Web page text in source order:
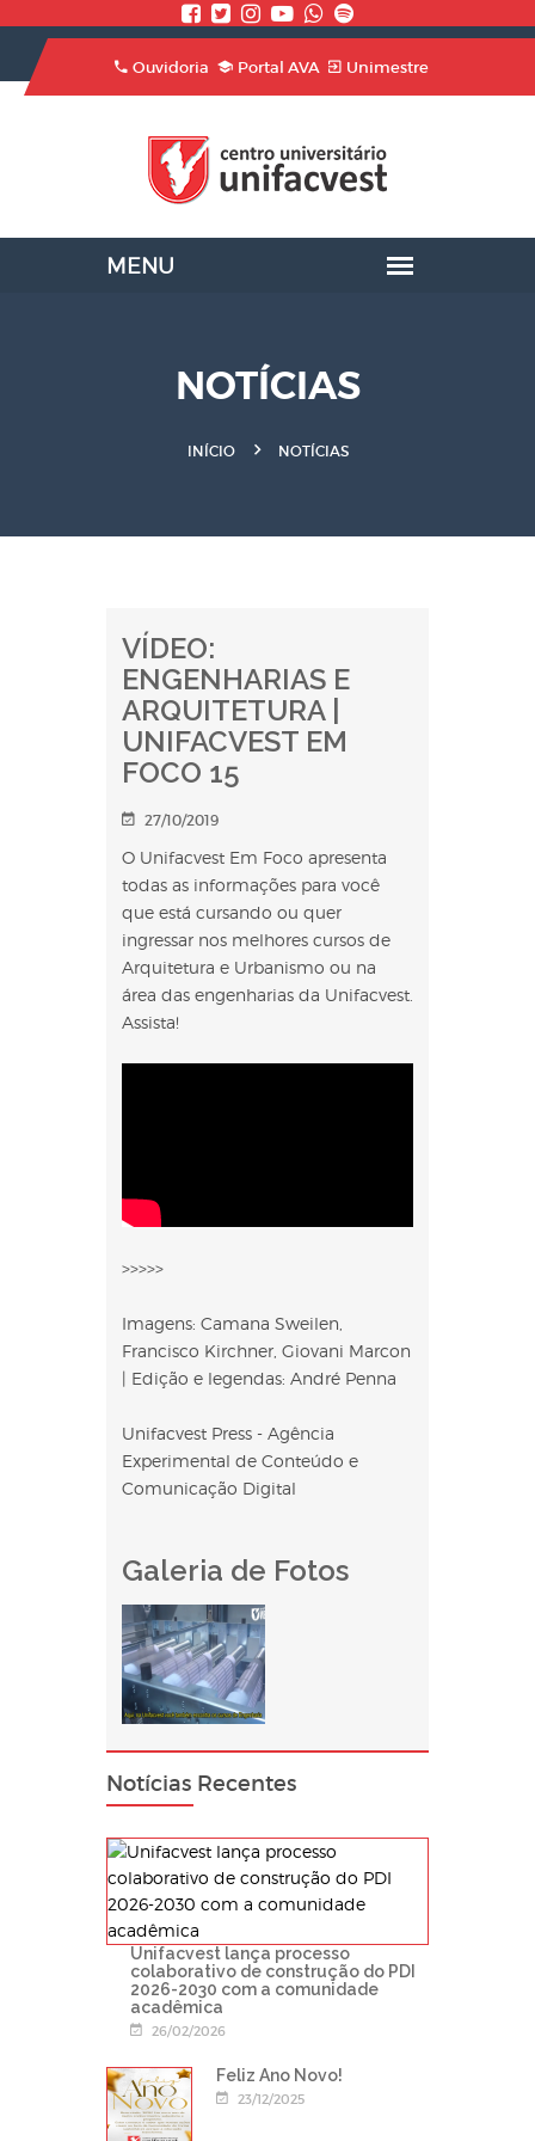
Ouvidoria Portal AVA Unimestre
NOTÍCIAS
INÍCIO NOTÍCIAS
VÍDEO:
ENGENHARIAS E
ARQUITETURA |
UNIFACVEST EM
FOCO 15
27/10/2019
O Unifacvest Em Foco apresenta
todas as informações para você
que está cursando ou quer
ingressar nos melhores cursos de
Arquitetura e Urbanismo ou na
área das engenharias da Unifacvest.
Assista!
>>>>>
Imagens: Camana Sweilen,
Francisco Kirchner, Giovani Marcon
| Edição e legendas: André Penna
Unifacvest Press - Agência
Experimental de Conteúdo e
Comunicação Digital
Galeria de Fotos
Notícias Recentes
Unifacvest lança processo
colaborativo de construção do PDI
2026-2030 com a comunidade
acadêmica
26/02/2026
Feliz Ano Novo!
23/12/2025